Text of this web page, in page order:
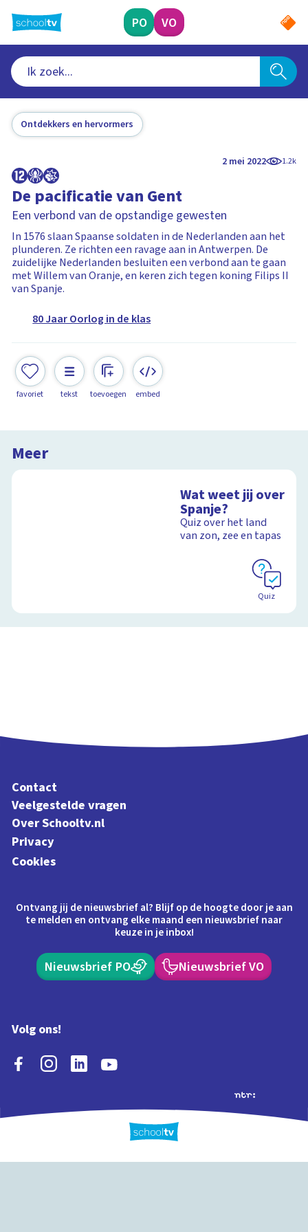
naar
hoofdinhoud
PO VO
Ontdekkers en hervormers
2 mei 2022 1.2k
De pacificatie van Gent
Een verbond van de opstandige gewesten
In 1576 slaan Spaanse soldaten in de Nederlanden aan het
plunderen. Ze richten een ravage aan in Antwerpen. De
zuidelijke Nederlanden besluiten een verbond aan te gaan
met Willem van Oranje, en keren zich tegen koning Filips II
van Spanje.
80 Jaar Oorlog in de klas
favoriet tekst toevoegen embed
Meer
Wat weet jij over
Spanje?
Quiz over het land
van zon, zee en tapas
Quiz
Contact
Veelgestelde vragen
Over Schooltv.nl
Privacy
Cookies
Ontvang jij de nieuwsbrief al? Blijf op de hoogte door je aan
te melden en ontvang elke maand een nieuwsbrief naar
keuze in je inbox!
Nieuwsbrief PO Nieuwsbrief VO
Volg ons!